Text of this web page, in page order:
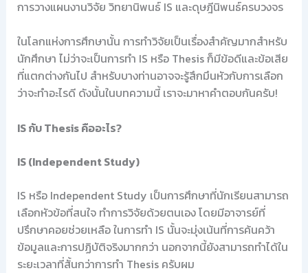
การวางแผนงานวิจัย วิทยานิพนธ์ IS และดุษฎีนิพนธ์ครบวงจร
ในโลกแห่งการศึกษานั้น การทำวิจัยเป็นเรื่องสำคัญมากสำหรับ
นักศึกษา ไม่ว่าจะเป็นการทำ IS หรือ Thesis ก็มีข้อดีและข้อเสีย
ที่แตกต่างกันไป สำหรับบางท่านอาจจะรู้สึกมึนหัวกับการเลือก
ว่าจะทำอะไรดี ดังนั้นในบทความนี้ เราจะมาหาคำตอบกันครับ!
IS กับ Thesis คืออะไร?
IS (Independent Study)
IS หรือ Independent Study เป็นการศึกษาที่นักเรียนสามารถ
เลือกหัวข้อที่สนใจ ทำการวิจัยด้วยตนเอง โดยมีอาจารย์ที่
ปรึกษาคอยช่วยเหลือ ในการทำ IS นั้นจะมุ่งเน้นที่การค้นคว้า
ข้อมูลและการปฏิบัติจริงมากกว่า นอกจากนี้ยังสามารถทำได้ใน
ระยะเวลาที่สั้นกว่าการทำ Thesis ครับผม